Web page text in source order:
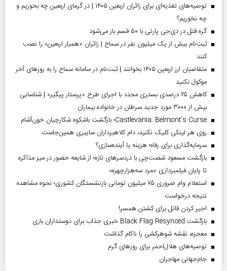
توصیه‌های تغذیه‌ای برای زائران اربعین ۱۴۰۵ | در گرمای اربعین چه بخوریم و
چه نخوریم؟
گره قتل در دی‌جی پارتی با ۵۰ قسم باز می‌شود
ثبت‌نام بیش از یک میلیون نفر در سماح | زائران «همیار اربعین» را نصب
کنند
متقاضیان ارز اربعین ۱۴۰۵ بخوانند | ثبت‌نام در سامانه سماح را به روز‌های آخر
موکول نکنید
کاهش ۲۵ درصدی بستری مجدد با اجرای طرح «پرستار پیگیر» | شناسایی
بیش از ۳۰۰۰ مورد جدید سرطان در خانواده بیماران
Castlevania: Belmont’s Curse؛ بازگشت باشکوه شکارچیان خون‌آشام
روی هر لینکی کلیک نکنید، دام کلاهبرداران سایبری همین‌جاست
سرمایه‌گذاری برای رفاه؛ هزینه یا آینده‌سازی؟
بازگشت مسعود شصت‌چی با دردسر‌های تازه؛ از شایعه حضور در میز مذاکره
تا پایان فیلمبرداری «مرد سه‌هزارچهره»
استعلام وام ضروری ۷۵ میلیون تومانی بازنشستگان کشوری؛ نحوه مشاهده
نتیجه درخواست
اجیر کردن قاتل برای کشتن همسر!
بازگشت Black Flag Resynced خبری جذاب برای دوستداران بازی
معجزه، نقشه شوهرکشی را ناکام گذاشت
توصیه‌های هلال‌احمر برای روز‌های گرم
جام‌جهانی مهاجران